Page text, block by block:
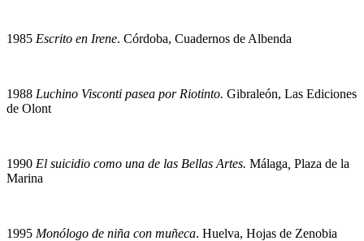
1985 Escrito en Irene. Córdoba, Cuadernos de Albenda
1988 Luchino Visconti pasea por Riotinto. Gibraleón, Las Ediciones
de Olont
1990 El suicidio como una de las Bellas Artes. Málaga Plaza de la
Marina
1995 Monólogo de niña con muñeca. Huelva, Hojas de Zenobia